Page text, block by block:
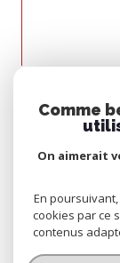
© 2026 | TOUS
NOS
Comme
On aimerait
En
cookies par ce
contenus